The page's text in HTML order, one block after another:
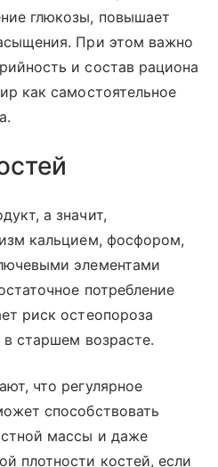
глюкозы, повышает
При этом важно
и состав рациона
как самостоятельное
а значит,
кальцием, фосфором,
элементами
потребление
риск остеопороза
старшем возрасте.
что регулярное
способствовать
массы и даже
плотности костей, если